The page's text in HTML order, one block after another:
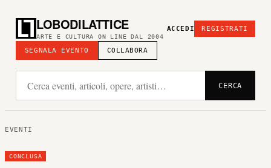
LOBODILATTICE
ARTE E CULTURA ON LINE DAL 2004
SEGNALA EVENTO COLLABORA
ACCEDI REGISTRATI
CERCA
EVENTI
CONCLUSA